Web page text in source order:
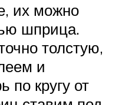
их можно
шприца.
толстую,
и
по кругу от